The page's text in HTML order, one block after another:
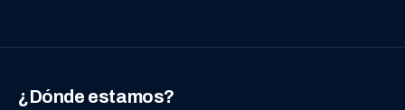
¿Dónde estamos?